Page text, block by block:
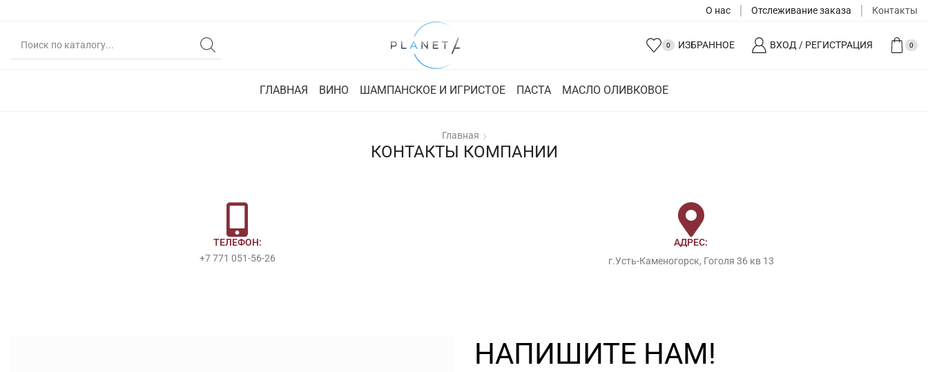
О нас Отслеживание заказа Контакты
0 ИЗБРАННОЕ ВХОД / РЕГИСТРАЦИЯ 0
ГЛАВНАЯ ВИНО ШАМПАНСКОЕ И ИГРИСТОЕ ПАСТА МАСЛО ОЛИВКОВОЕ
Главная
КОНТАКТЫ КОМПАНИИ
ТЕЛЕФОН:
+7 771 051-56-26
АДРЕС:
г.Усть-Каменогорск, Гоголя 36 кв 13
НАПИШИТЕ НАМ!